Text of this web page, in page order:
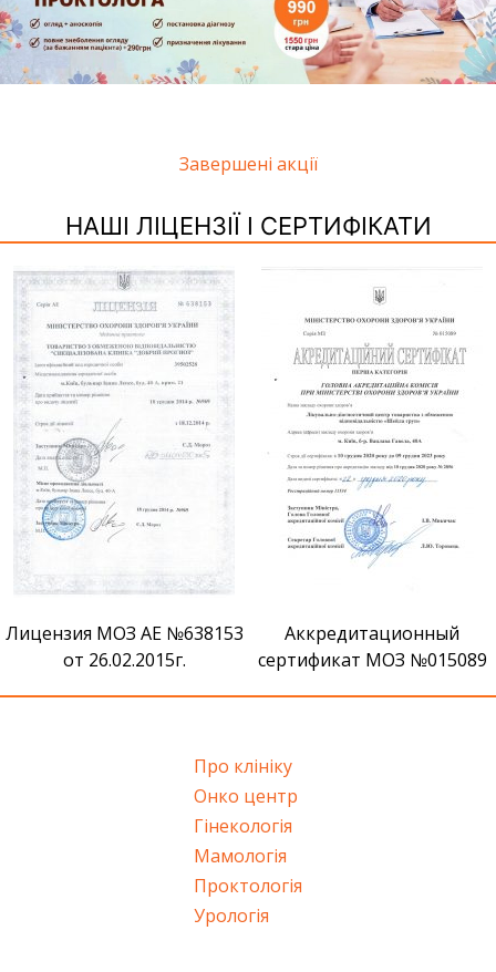
Завершені акції
НАШІ ЛІЦЕНЗІЇ І СЕРТИФІКАТИ
Лицензия МОЗ АЕ №638153
от 26.02.2015г.
Аккредитационный
сертификат МОЗ №015089
Про клініку
Онко центр
Гінекологія
Мамологія
Проктологія
Урологія